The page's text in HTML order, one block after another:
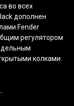
во всех
дополнен
Fender
регулятором
колками.